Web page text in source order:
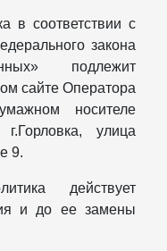
в соответствии с
закона
подлежит
сайте Оператора
носителе
улица
9.
действует
и до ее замены